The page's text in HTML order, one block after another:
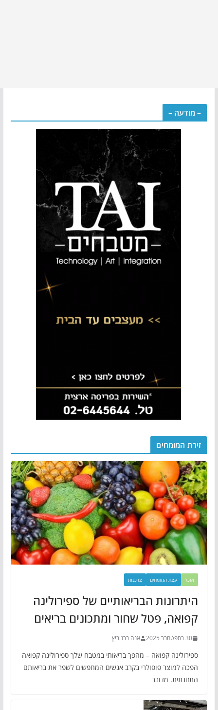
– מודעה –
זירת המומחים
אוכל עצת המומחים צרכנות
היתרונות הבריאותיים של ספירולינה
קפואה, פטל שחור ומתכונים בריאים
30 בספטמבר 2025 אנה ברנוביץ
ספירולינה קפואה – מהפך בריאותי במטבח שלך ספירולינה קפואה
הפכה למוצר פופולרי בקרב אנשים המחפשים לשפר את בריאותם
התזונתית. מדובר